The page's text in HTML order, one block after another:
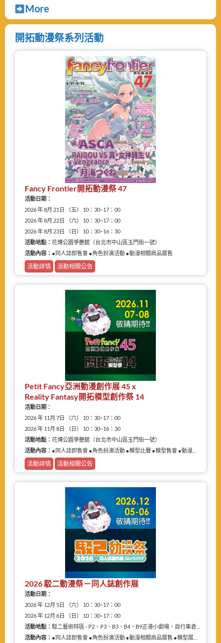
More
開拓動漫祭系列活動
Fancy Frontier開拓動漫祭 47
活動日期：
2026 年 8月 21日 （五） 10：30–17：00
2026 年 8月 22日 （六） 10：30–17：00
2026 年 8月 23日 （日） 10：30–16：30
活動地點： 花博公園爭艷館（台北市中山區玉門街一號）
活動內容： ●同人誌即售會 ●角色扮演活動 ●動漫相關商品展售
活動詳情 活動相關公告
Petit Fancy亞洲動漫創作展 45 x
Reality Fantasy開拓模型創作祭 14
活動日期：
2026 年 11月 7日 （六） 10：30–17：00
2026 年 11月 8日 （日） 10：30–16：30
活動地點： 花博公園爭艷館（台北市中山區玉門街一號）
活動內容： ●同人誌即售會 ●角色扮演活動 ●模型比賽 ●模型售會 ●動漫相關商品展售
活動詳情 活動相關公告
2026 駁二動漫祭－同人誌創作展
活動日期：
2026 年 12月 5日 （六） 10：30–17：00
2026 年 12月 6日 （日） 10：30–17：00
活動地點： 駁二藝術特區 - P2、P3、B3、B4、B9正港小劇場、自行車倉庫
活動內容： ●同人誌即售會 ●角色扮演活動 ●動漫相關商品展售 ●模型展售 ●二手物品販售攤